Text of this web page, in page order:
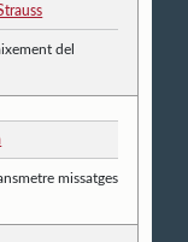
del
missatges